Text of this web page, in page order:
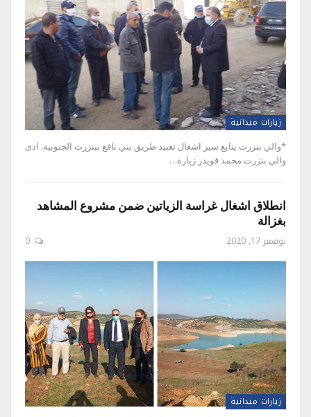
زيارات ميدانية
*والي بنزرت يتابع سير اشغال تعبيد طريق بني نافع ببنزرت الجنوبية. ادى
والي بنزرت محمد قويدر زيارة…
انطلاق اشغال غراسة الزياتين ضمن مشروع المشاهد
بغزالة
نوفمبر 17, 2020
زيارات ميدانية